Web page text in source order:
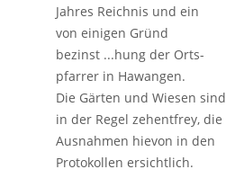
Jahres Reichnis und ein
von einigen Gründ
bezinst ...hung der Orts-
pfarrer in Hawangen.
Die Gärten und Wiesen sind
in der Regel zehentfrey, die
Ausnahmen hievon in den
Protokollen ersichtlich.